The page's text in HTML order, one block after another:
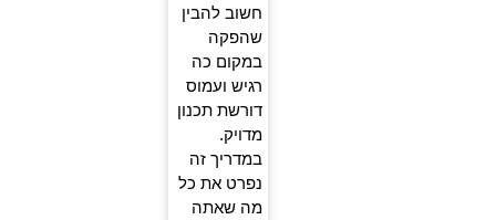
חשוב להבין
שהפקה
במקום כה
רגיש ועמוס
דורשת תכנון
מדויק.
במדריך זה
נפרט את כל
מה שאתה